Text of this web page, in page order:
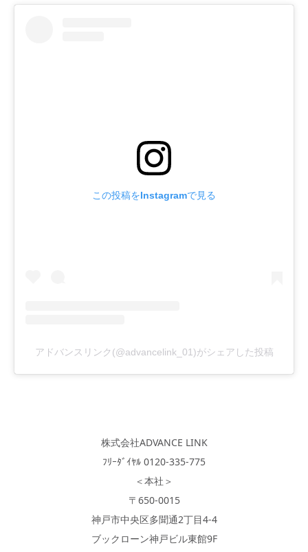
この投稿をInstagramで見る
アドバンスリンク(@advancelink_01)がシェアした投稿
株式会社ADVANCE LINK
ﾌﾘｰﾀﾞｲﾔﾙ 0120-335-775
＜本社＞
〒650-0015
神戸市中央区多聞通2丁目4-4
ブックローン神戸ビル東館9F